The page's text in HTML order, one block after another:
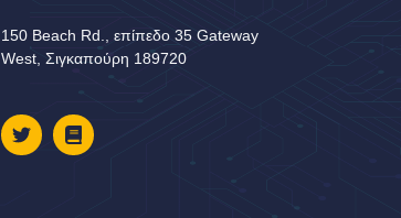
150 Beach Rd., επίπεδο 35 Gateway
West, Σιγκαπούρη 189720